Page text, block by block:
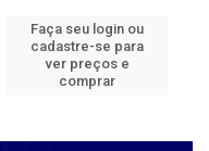
Faça seu login ou
cadastre-se para
ver preços e
comprar